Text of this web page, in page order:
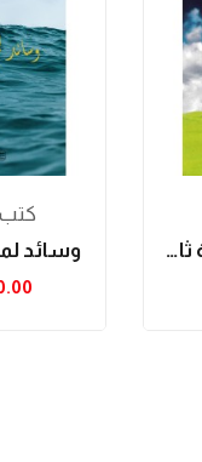
كتب
وسائد
10.00
إختلاجات: مجموعة ثانية